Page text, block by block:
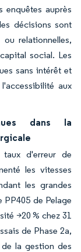
enquêtes auprès
décisions sont
relationnelles,
social. Les
sans intérêt et
aux
dans la
d'erreur de
les vitesses
les grandes
PP405 de Pelage
>20 % chez 31
de Phase 2a,
la gestion des